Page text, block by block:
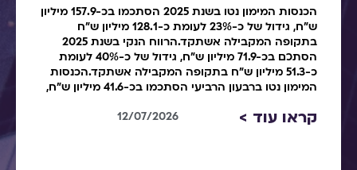
הכנסות המימון נטו בשנת 2025 הסתכמו בכ-157.9 מיליון
ש"ח, גידול של כ-23% לעומת כ-128.1 מיליון ש"ח
בתקופה המקבילה אשתקד.הרווח הנקי בשנת 2025
הסתכם בכ-71.9 מיליון ש"ח, גידול של כ-40% לעומת
כ-51.3 מיליון ש"ח בתקופה המקבילה אשתקד.הכנסות
המימון נטו ברבעון הרביעי הסתכמו בכ-41.6 מיליון ש"ח,
קראו עוד > 12/07/2026